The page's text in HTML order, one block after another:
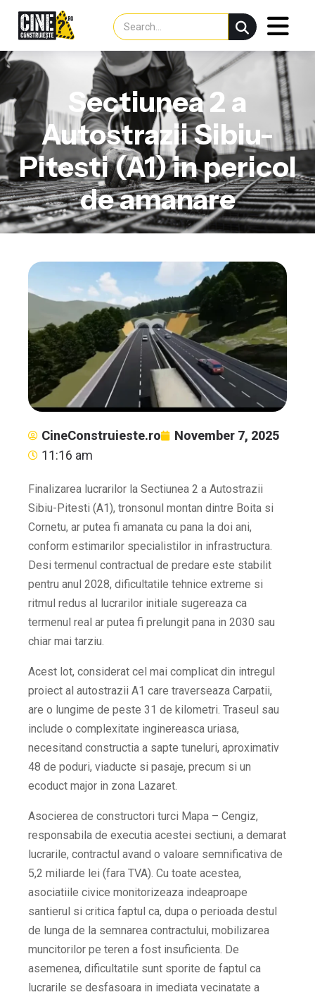
Sectiunea 2 a
Autostrazii Sibiu-
Pitesti (A1) in pericol
de amanare
CineConstruieste.ro
November 7, 2025
11:16 am
Finalizarea lucrarilor la Sectiunea 2 a Autostrazii
Sibiu-Pitesti (A1), tronsonul montan dintre Boita si
Cornetu, ar putea fi amanata cu pana la doi ani,
conform estimarilor specialistilor in infrastructura.
Desi termenul contractual de predare este stabilit
pentru anul 2028, dificultatile tehnice extreme si
ritmul redus al lucrarilor initiale sugereaza ca
termenul real ar putea fi prelungit pana in 2030 sau
chiar mai tarziu.
Acest lot, considerat cel mai complicat din intregul
proiect al autostrazii A1 care traverseaza Carpatii,
are o lungime de peste 31 de kilometri. Traseul sau
include o complexitate inginereasca uriasa,
necesitand constructia a sapte tuneluri, aproximativ
48 de poduri, viaducte si pasaje, precum si un
ecoduct major in zona Lazaret.
Asocierea de constructori turci Mapa – Cengiz,
responsabila de executia acestei sectiuni, a demarat
lucrarile, contractul avand o valoare semnificativa de
5,2 miliarde lei (fara TVA). Cu toate acestea,
asociatiile civice monitorizeaza indeaproape
santierul si critica faptul ca, dupa o perioada destul
de lunga de la semnarea contractului, mobilizarea
muncitorilor pe teren a fost insuficienta. De
asemenea, dificultatile sunt sporite de faptul ca
lucrarile se desfasoara in imediata vecinatate a